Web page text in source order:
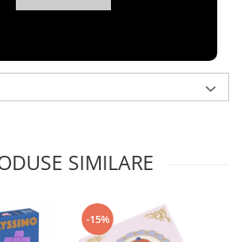
SIMILARE
-15%